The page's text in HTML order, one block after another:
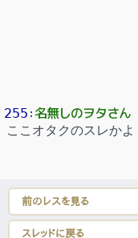
255 ：名無しのヲタさん
ここオタクのスレかよ
前のレスを見る
スレッドに戻る